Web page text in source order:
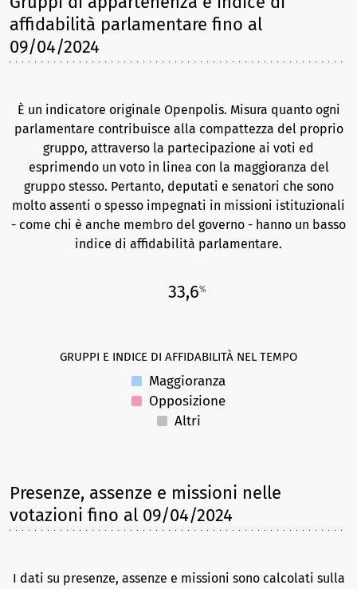
affidabilità parlamentare fino al
09/04/2024
È un indicatore originale Openpolis. Misura quanto ogni
parlamentare contribuisce alla compattezza del proprio
gruppo, attraverso la partecipazione ai voti ed
esprimendo un voto in linea con la maggioranza del
gruppo stesso. Pertanto, deputati e senatori che sono
molto assenti o spesso impegnati in missioni istituzionali
- come chi è anche membro del governo - hanno un basso
indice di affidabilità parlamentare.
33,6%
GRUPPI E INDICE DI AFFIDABILITÀ NEL TEMPO
Maggioranza
Opposizione
Altri
Presenze, assenze e missioni nelle
votazioni fino al 09/04/2024
I dati su presenze, assenze e missioni sono calcolati sulla